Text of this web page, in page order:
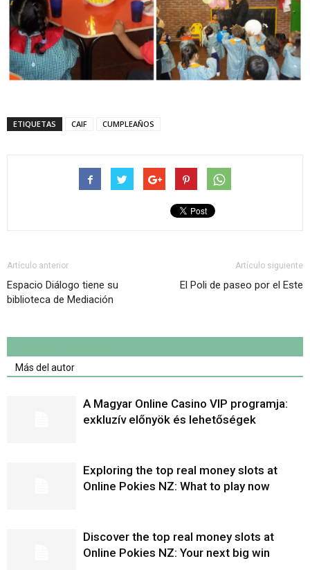
ETIQUETAS CAIF CUMPLEAÑOS
Artículo anterior
Espacio Diálogo tiene su
biblioteca de Mediación
Artículo siguiente
El Poli de paseo por el Este
Más del autor
A Magyar Online Casino VIP programja:
exkluzív előnyök és lehetőségek
Exploring the top real money slots at
Online Pokies NZ: What to play now
Discover the top real money slots at
Online Pokies NZ: Your next big win